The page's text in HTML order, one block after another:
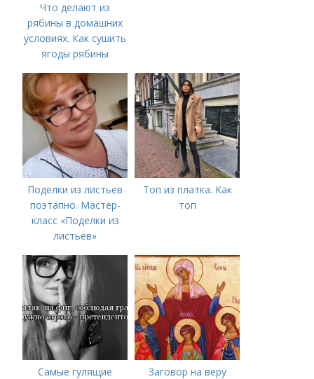
Что делают из
рябины в домашних
условиях. Как сушить
ягоды рябины
Поделки из листьев
поэтапно. Мастер-
класс «Поделки из
листьев»
Топ из платка. Как
топ
Самые гулящие
Заговор на веру